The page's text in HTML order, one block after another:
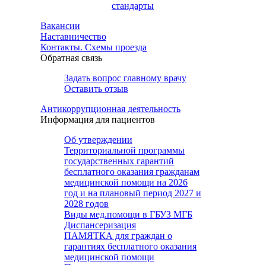
стандарты
Вакансии
Наставничество
Контакты. Схемы проезда
Обратная связь
Задать вопрос главному врачу
Оставить отзыв
Антикоррупционная деятельность
Информация для пациентов
Об утверждении
Территориальной программы
государственных гарантий
бесплатного оказания гражданам
медицинской помощи на 2026
год и на плановый период 2027 и
2028 годов
Виды мед.помощи в ГБУЗ МГБ
Диспансеризация
ПАМЯТКА для граждан о
гарантиях бесплатного оказания
медицинской помощи